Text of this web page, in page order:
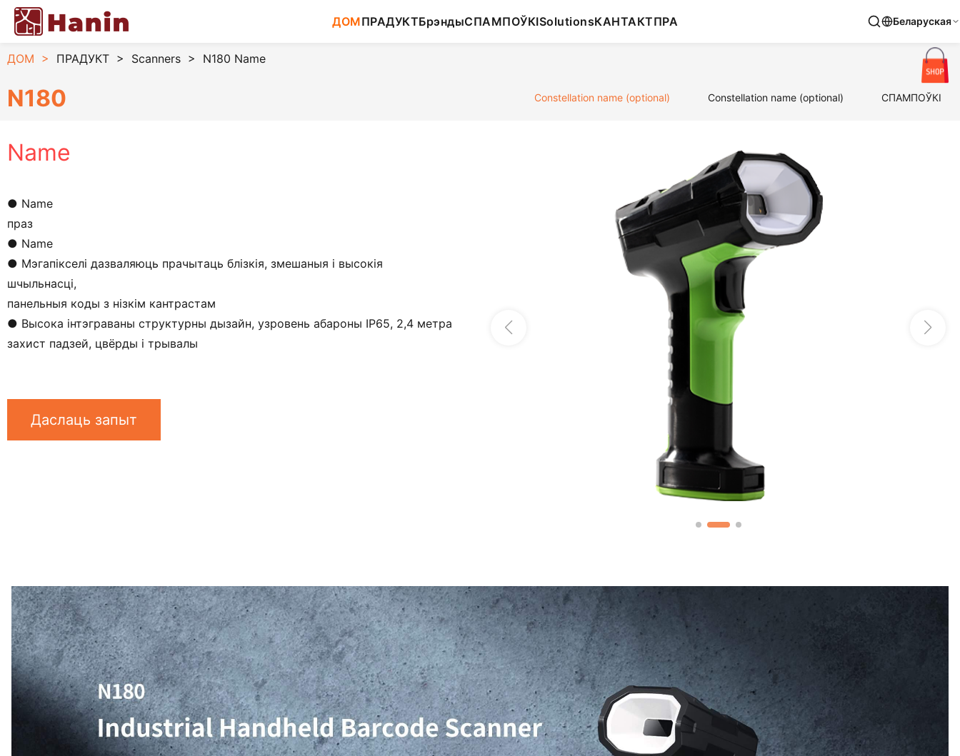
ДОМПРАДУКТБрэндыСПАМПОЎКІSolutionsКАНТАКТПРА Беларуская
ДОМ > ПРАДУКТ > Scanners > N180 Name
N180 Constellation name (optional) Constellation name (optional) СПАМПОЎКІ
Name
● Name
праз
● Name
● Мэгапікселі дазваляюць прачытаць блізкія, змешаныя і высокія
шчыльнасці,
панельныя коды з нізкім кантрастам
● Высока інтэграваны структурны дызайн, узровень абароны IP65, 2,4 метра
захист падзей, цвёрды і трывалы
Даслаць запыт